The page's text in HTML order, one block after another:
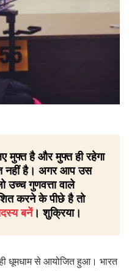
मुफ्त है और मुफ्त ही रहेगा
नहीं है। अगर आप उस
उच्च गुणवत्ता वाले
करने के पीछे है तो
बनें। शुक्रिया।
धूमधाम से आयोजित हुआ। भारत